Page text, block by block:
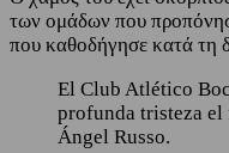
των ομάδων που
που καθοδήγησε κατά τη
El Club Atlético
profunda tristeza
Ángel Russo.